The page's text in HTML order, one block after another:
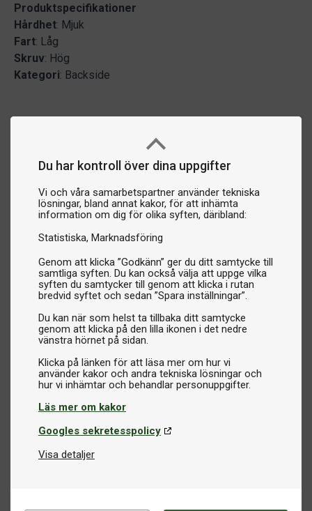
Du har kontroll över dina uppgifter
Vi och våra samarbetspartner använder tekniska
lösningar, bland annat kakor, för att inhämta
information om dig för olika syften, däribland:
Statistiska Marknadsföring
Genom att klicka ”Godkänn” ger du ditt samtycke till
samtliga syften. Du kan också välja att uppge vilka
syften du samtycker till genom att klicka i rutan
bredvid syftet och sedan ”Spara inställningar”.
Du kan när som helst ta tillbaka ditt samtycke
genom att klicka på den lilla ikonen i det nedre
vänstra hörnet på sidan.
Klicka på länken för att läsa mer om hur vi
använder kakor och andra tekniska lösningar och
Läs mer om kakor
Googles sekretesspolicy
Visa detaljer
Produktspecifikationer
Hårdhet: Mjuk
Fart: Låg
Skruv: Hög
Kategori: Backside